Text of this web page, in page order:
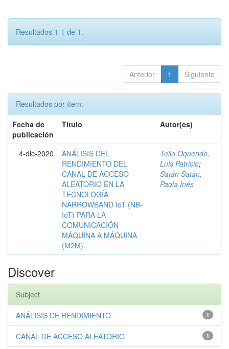
Resultados 1-1 de 1.
Anterior 1 Siguiente
Resultados por ítem:
Fecha de
publicación
Título Autor(es)
4-dic-2020
ANÁLISIS DEL
RENDIMIENTO DEL
CANAL DE ACCESO
ALEATORIO EN LA
TECNOLOGÍA
NARROWBAND IoT (NB-
IoT) PARA LA
COMUNICACIÓN
MÁQUINA A MÁQUINA
(M2M).
Tello Oquendo,
Luis Patricio;
Satán Satán,
Paola Inés
Discover
Subject
1
ANÁLISIS DE RENDIMIENTO
1
CANAL DE ACCESO ALEATORIO